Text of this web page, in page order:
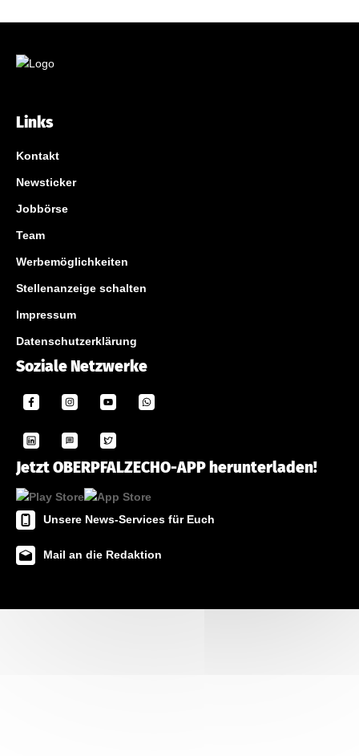
Links
Kontakt
Newsticker
Jobbörse
Team
Werbemöglichkeiten
Stellenanzeige schalten
Impressum
Datenschutzerklärung
Soziale Netzwerke
Jetzt OBERPFALZECHO-APP herunterladen!
Unsere News-Services für Euch
Mail an die Redaktion